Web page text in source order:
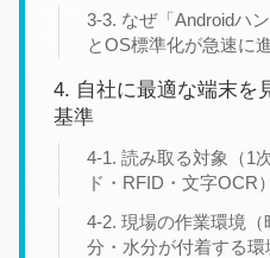
3-3. なぜ「Androidハ
とOS標準化が急速に
4. 自社に最適な端末を
基準
4-1. 読み取る対象（1
ド・RFID・文字OCR
4-2. 現場の作業環境
分・水分が付着する環